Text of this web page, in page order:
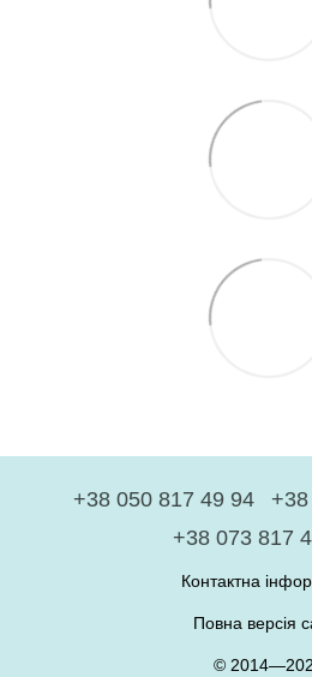
+38 050 817 49 94
+38 073 817
Контактна
Повна версія
©